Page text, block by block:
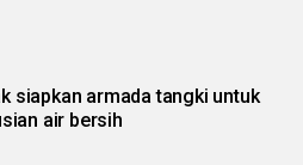
siapkan armada tangki untuk
air bersih